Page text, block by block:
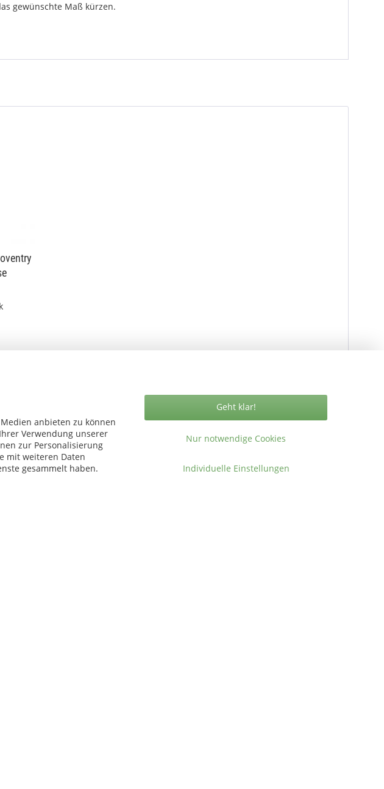
gewünschte Maß kürzen.
Vertrag widerrufen
*
anbieten zu können
Verwendung unserer
zur Personalisierung
mit weiteren Daten
gesammelt haben.
Nur notwendige Cookies
Geht klar!
Individuelle Einstellungen